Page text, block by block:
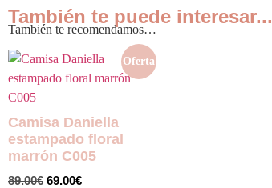
También te puede interesar...
También te recomendamos…
Oferta
Camisa Daniella
estampado floral
marrón C005
89.00€ 69.00€